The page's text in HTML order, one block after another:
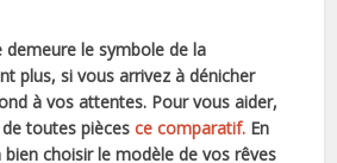
demeure le symbole de la
plus, si vous arrivez à dénicher
à vos attentes. Pour vous aider,
toutes pièces ce comparatif. En
choisir le modèle de vos rêves